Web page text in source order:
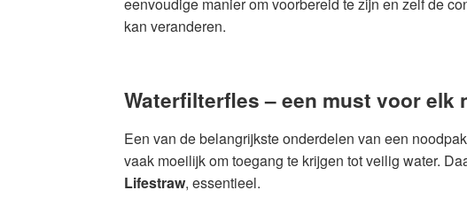
eenvoudige manier om voorbereid te zijn en zelf de
kan veranderen.
Waterfilterfles – een must voor elk
Een van de belangrijkste onderdelen van een
vaak moeilijk om toegang te krijgen tot veilig water.
Lifestraw, essentieel.